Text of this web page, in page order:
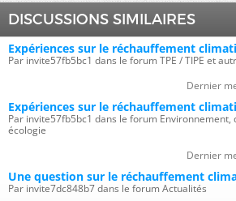
DISCUSSIONS SIMILAIRES
Expériences sur le réchauffement
Par invite57fb5bc1 dans le forum TPE / TIPE et
Dernier
Expériences sur le réchauffement
Par invite57fb5bc1 dans le forum
écologie
Dernier
Une question sur le réchauffement
Par invite7dc848b7 dans le forum Actualités